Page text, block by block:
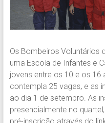
Os Bombeiros Voluntários
uma Escola de Infantes e
jovens entre os 10 e os 16
contempla 25 vagas, e as
ao dia 1 de setembro. As
presencialmente no